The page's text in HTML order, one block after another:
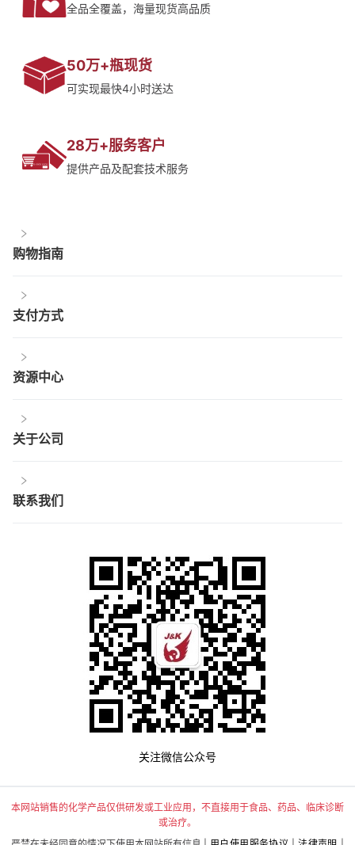
全品全覆盖，海量现货高品质
50万+瓶现货
可实现最快4小时送达
28万+服务客户
提供产品及配套技术服务
购物指南
支付方式
资源中心
关于公司
联系我们
关注微信公众号
本网站销售的化学产品仅供研发或工业应用，不直接用于食品、药品、临床诊断
或治疗。